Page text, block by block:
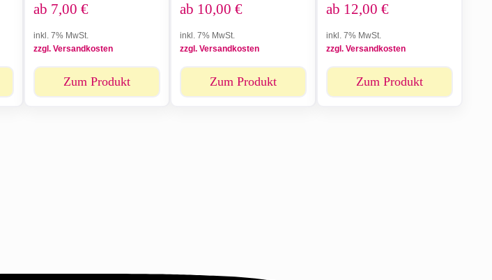
ab 7,00 €
inkl. 7% MwSt.
zzgl. Versandkosten
Zum Produkt
ab 10,00 €
inkl. 7% MwSt.
zzgl. Versandkosten
Zum Produkt
ab 12,00 €
inkl. 7% MwSt.
zzgl. Versandkosten
Zum Produkt